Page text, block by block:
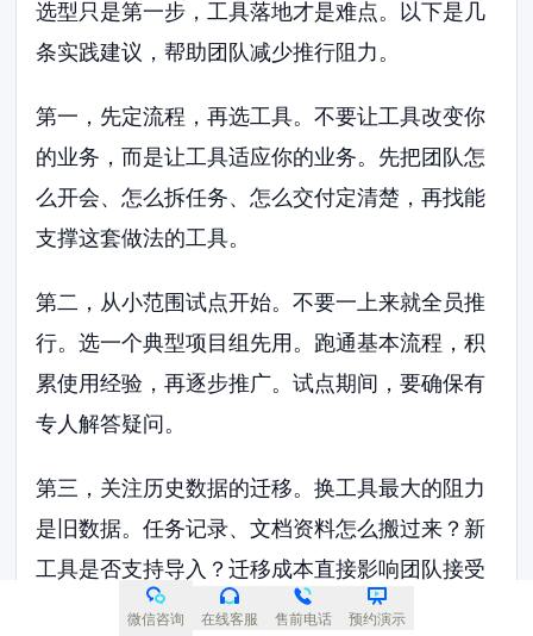
选型只是第一步，工具落地才是难点。以下是几
条实践建议，帮助团队减少推行阻力。
第一，先定流程，再选工具。不要让工具改变你
的业务，而是让工具适应你的业务。先把团队怎
么开会、怎么拆任务、怎么交付定清楚，再找能
支撑这套做法的工具。
第二，从小范围试点开始。不要一上来就全员推
行。选一个典型项目组先用。跑通基本流程，积
累使用经验，再逐步推广。试点期间，要确保有
专人解答疑问。
第三，关注历史数据的迁移。换工具最大的阻力
是旧数据。任务记录、文档资料怎么搬过来？新
工具是否支持导入？迁移成本直接影响团队接受
度。提前做好数据清洗和导入计划。
微信咨询 在线客服 售前电话 预约演示